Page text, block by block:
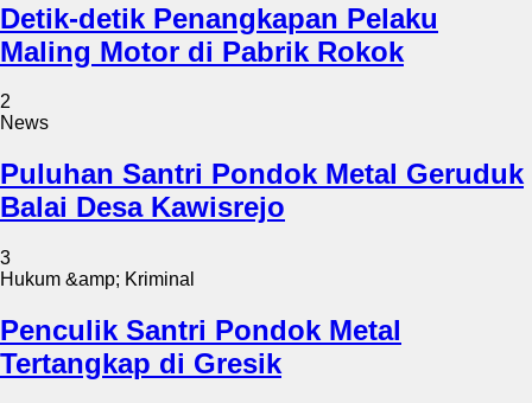
Detik-detik Penangkapan Pelaku
Maling Motor di Pabrik Rokok
2
News
Puluhan Santri Pondok Metal Geruduk
Balai Desa Kawisrejo
3
Hukum &amp; Kriminal
Penculik Santri Pondok Metal
Tertangkap di Gresik